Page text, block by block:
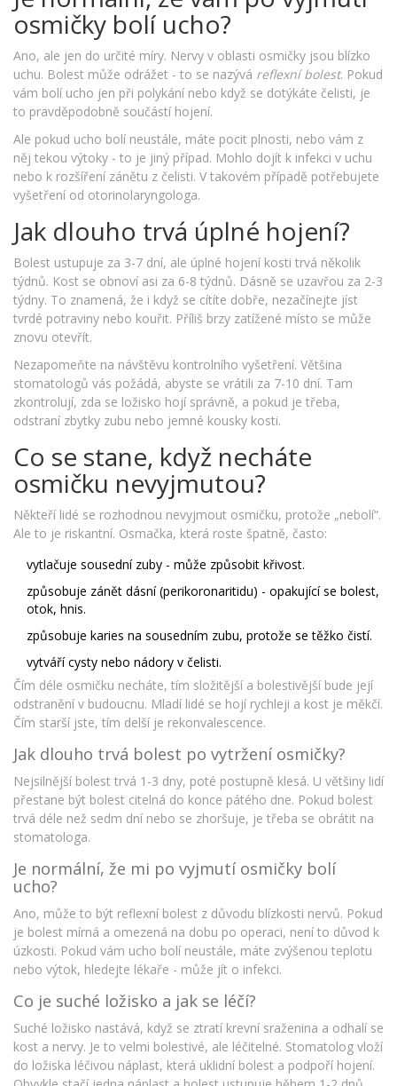
osmičky bolí ucho?
Ano, ale jen do určité míry. Nervy v oblasti osmičky jsou blízko
uchu. Bolest může odrážet - to se nazývá reflexní bolest. Pokud
vám bolí ucho jen při polykání nebo když se dotýkáte čelisti, je
to pravděpodobně součástí hojení.
Ale pokud ucho bolí neustále, máte pocit plnosti, nebo vám z
něj tekou výtoky - to je jiný případ. Mohlo dojít k infekci v uchu
nebo k rozšíření zánětu z čelisti. V takovém případě potřebujete
vyšetření od otorinolaryngologa.
Jak dlouho trvá úplné hojení?
Bolest ustupuje za 3-7 dní, ale úplné hojení kosti trvá několik
týdnů. Kost se obnoví asi za 6-8 týdnů. Dásně se uzavřou za 2-3
týdny. To znamená, že i když se cítíte dobře, nezačínejte jíst
tvrdé potraviny nebo kouřit. Příliš brzy zatížené místo se může
znovu otevřít.
Nezapomeňte na návštěvu kontrolního vyšetření. Většina
stomatologů vás požádá, abyste se vrátili za 7-10 dní. Tam
zkontrolují, zda se ložisko hojí správně, a pokud je třeba,
odstraní zbytky zubu nebo jemné kousky kosti.
Co se stane, když necháte
osmičku nevyjmutou?
Někteří lidé se rozhodnou nevyjmout osmičku, protože „nebolí“.
Ale to je riskantní. Osmačka, která roste špatně, často:
vytlačuje sousední zuby - může způsobit křivost.
způsobuje zánět dásní (perikoronaritidu) - opakující se bolest,
otok, hnis.
způsobuje karies na sousedním zubu, protože se těžko čistí.
vytváří cysty nebo nádory v čelisti.
Čím déle osmičku necháte, tím složitější a bolestivější bude její
odstranění v budoucnu. Mladí lidé se hojí rychleji a kost je měkčí.
Čím starší jste, tím delší je rekonvalescence.
Jak dlouho trvá bolest po vytržení osmičky?
Nejsilnější bolest trvá 1-3 dny, poté postupně klesá. U většiny lidí
přestane být bolest citelná do konce pátého dne. Pokud bolest
trvá déle než sedm dní nebo se zhoršuje, je třeba se obrátit na
stomatologa.
Je normální, že mi po vyjmutí osmičky bolí
ucho?
Ano, může to být reflexní bolest z důvodu blízkosti nervů. Pokud
je bolest mírná a omezená na dobu po operaci, není to důvod k
úzkosti. Pokud vám ucho bolí neustále, máte zvýšenou teplotu
nebo výtok, hledejte lékaře - může jít o infekci.
Co je suché ložisko a jak se léčí?
Suché ložisko nastává, když se ztratí krevní sraženina a odhalí se
kost a nervy. Je to velmi bolestivé, ale léčitelné. Stomatolog vloží
do ložiska léčivou náplast, která uklidní bolest a podpoří hojení.